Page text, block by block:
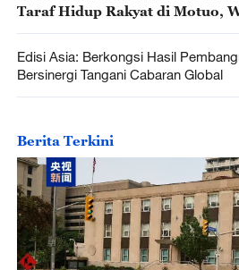
Taraf Hidup Rakyat di Motuo,
Edisi Asia: Berkongsi Hasil
Bersinergi Tangani Cabaran Global
Berita Terkini